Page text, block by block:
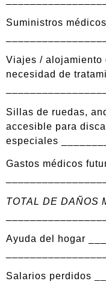
Suministros
Viajes / alojamiento
necesidad de
Sillas de ruedas,
accesible para
especiales
Gastos médicos
TOTAL DE DAÑOS
Ayuda del hogar
Salarios perdidos